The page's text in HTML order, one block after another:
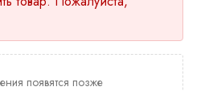
появятся позже